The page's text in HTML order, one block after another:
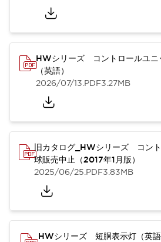
HWシリーズ コントロールユニ
（英語）
2026/07/13.PDF3.27MB
旧カタログ_HWシリーズ コン
球販売中止（2017年1月版）
2025/06/25.PDF3.83MB
HWシリーズ 短胴表示灯（英語